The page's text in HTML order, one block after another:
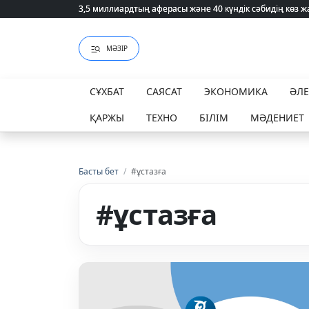
3,5 миллиардтың аферасы және 40 күндік сәбидің
3,5 миллиардтың аферасы және 40 күндік сәбидің
МӘЗІР
СҰХБАТ САЯСАТ ЭКОНОМИКА
ҚАРЖЫ
ТЕХНО БІЛІМ МӘДЕНИЕТ
Басты бет / #ұстазға
#ұстазға